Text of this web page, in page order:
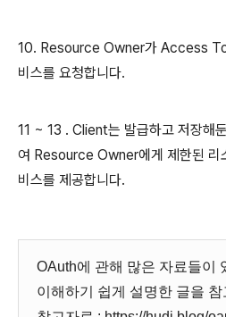
10. Resource Owner가 Access
비스를 요청합니다.
11 ~ 13 . Client는 발급하고 저장해
여 Resource Owner에게 제한된 리
비스를 제공합니다.
OAuth에 관해 많은 자료들이
이해하기 쉽게 설명한 글을